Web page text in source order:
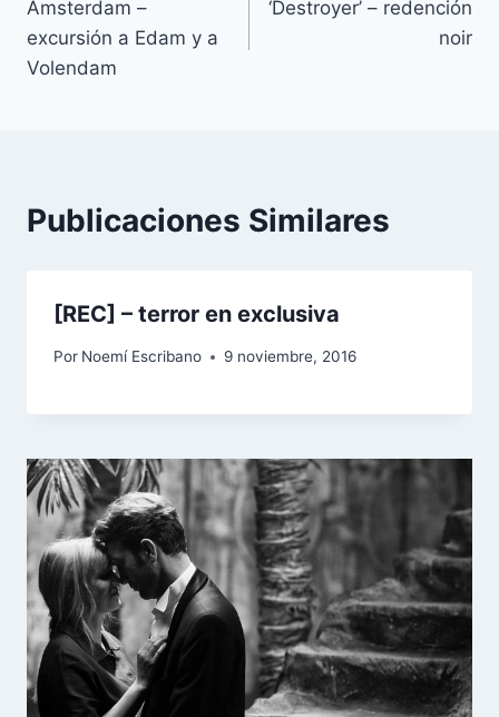
de
entradas
Ámsterdam –
excursión a Edam y a
Volendam
‘Destroyer’ – redención
noir
Publicaciones Similares
[REC] – terror en exclusiva
Por Noemí Escribano 9 noviembre, 2016